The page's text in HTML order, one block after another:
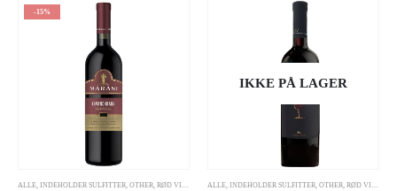
-15%
ALLE INDEHOLDER SULFITTER OTHER RØD VINE
IKKE PÅ LAGER
ALLE INDEHOLDER SULFITTER OTHER RØD VINE